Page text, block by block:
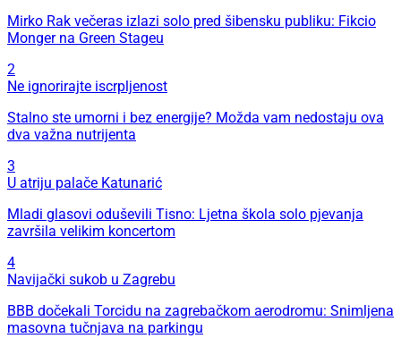
Mirko Rak večeras izlazi solo pred šibensku publiku: Fikcio
Monger na Green Stageu
2
Ne ignorirajte iscrpljenost
Stalno ste umorni i bez energije? Možda vam nedostaju ova
dva važna nutrijenta
3
U atriju palače Katunarić
Mladi glasovi oduševili Tisno: Ljetna škola solo pjevanja
završila velikim koncertom
4
Navijački sukob u Zagrebu
BBB dočekali Torcidu na zagrebačkom aerodromu: Snimljena
masovna tučnjava na parkingu